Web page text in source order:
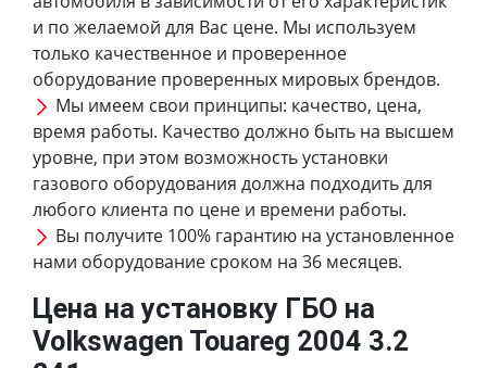
и по желаемой для Вас цене. Мы используем
только качественное и проверенное
оборудование проверенных мировых брендов.
Мы имеем свои принципы: качество, цена,
время работы. Качество должно быть на высшем
уровне, при этом возможность установки
газового оборудования должна подходить для
любого клиента по цене и времени работы.
Вы получите 100% гарантию на установленное
нами оборудование сроком на 36 месяцев.
Цена на установку ГБО на
Volkswagen Touareg 2004 3.2